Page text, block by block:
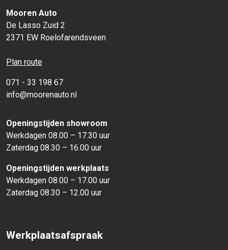
Mooren Auto
De Lasso Zuid 2
2371 EW Roelofarendsveen
Plan route
071 - 33 198 67
info@moorenauto.nl
Openingstijden showroom
Werkdagen 08.00 – 17.30 uur
Zaterdag 08.30 – 16.00 uur
Openingstijden werkplaats
Werkdagen 08.00 – 17.00 uur
Zaterdag 08.30 – 12.00 uur
Werkplaatsafspraak